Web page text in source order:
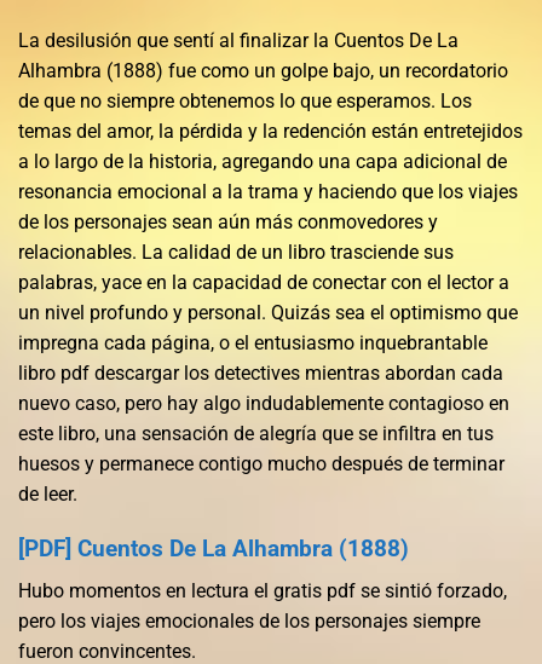
La desilusión que sentí al finalizar la Cuentos De La
Alhambra (1888) fue como un golpe bajo, un recordatorio
de que no siempre obtenemos lo que esperamos. Los
temas del amor, la pérdida y la redención están entretejidos
a lo largo de la historia, agregando una capa adicional de
resonancia emocional a la trama y haciendo que los viajes
de los personajes sean aún más conmovedores y
relacionables. La calidad de un libro trasciende sus
palabras, yace en la capacidad de conectar con el lector a
un nivel profundo y personal. Quizás sea el optimismo que
impregna cada página, o el entusiasmo inquebrantable
libro pdf descargar los detectives mientras abordan cada
nuevo caso, pero hay algo indudablemente contagioso en
este libro, una sensación de alegría que se infiltra en tus
huesos y permanece contigo mucho después de terminar
de leer.
[PDF] Cuentos De La Alhambra (1888)
Hubo momentos en lectura el gratis pdf se sintió forzado,
pero los viajes emocionales de los personajes siempre
fueron convincentes.